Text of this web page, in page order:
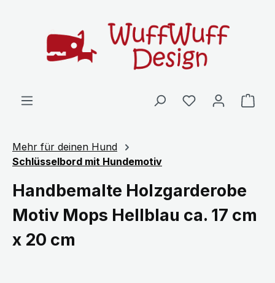
Mehr für deinen Hund
Schlüsselbord mit Hundemotiv
Handbemalte Holzgarderobe
Motiv Mops Hellblau ca. 17 cm
x 20 cm